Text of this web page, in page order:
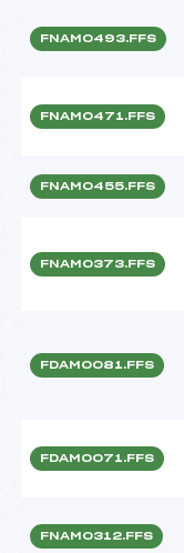
FNAM0493.FFS
FNAM0471.FFS
FNAM0455.FFS
FNAM0373.FFS
FDAM0081.FFS
FDAM0071.FFS
FNAM0312.FFS